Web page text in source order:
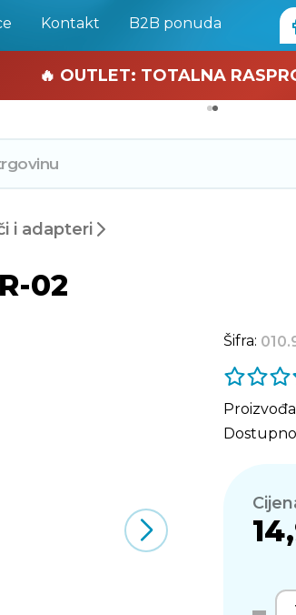
Kontakt B2B ponuda
🏄 Zaslužuješ odmor
🔥 OUTLET: TOTALNA
i adapteri
02
Šifra: